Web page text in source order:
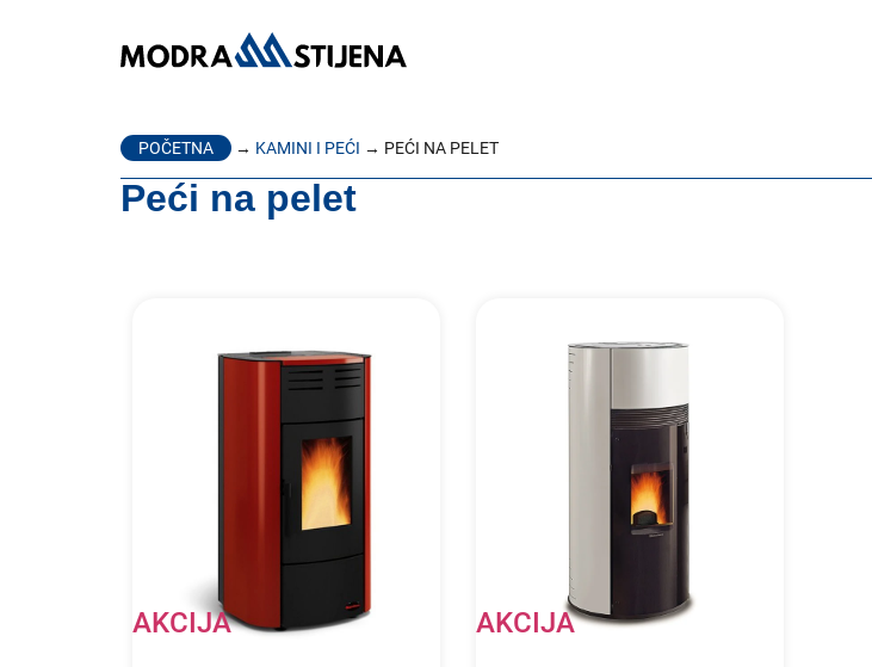
POČETNA → KAMINI I PEĆI → PEĆI NA PELET
Peći na pelet
AKCIJA AKCIJA